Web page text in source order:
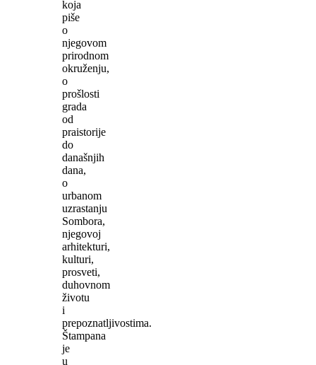
koja
piše
o
njegovom
prirodnom
okruženju,
o
prošlosti
grada
od
praistorije
do
današnjih
dana,
o
urbanom
uzrastanju
Sombora,
njegovoj
arhitekturi,
kulturi,
prosveti,
duhovnom
životu
i
prepoznatljivostima.
Štampana
je
u